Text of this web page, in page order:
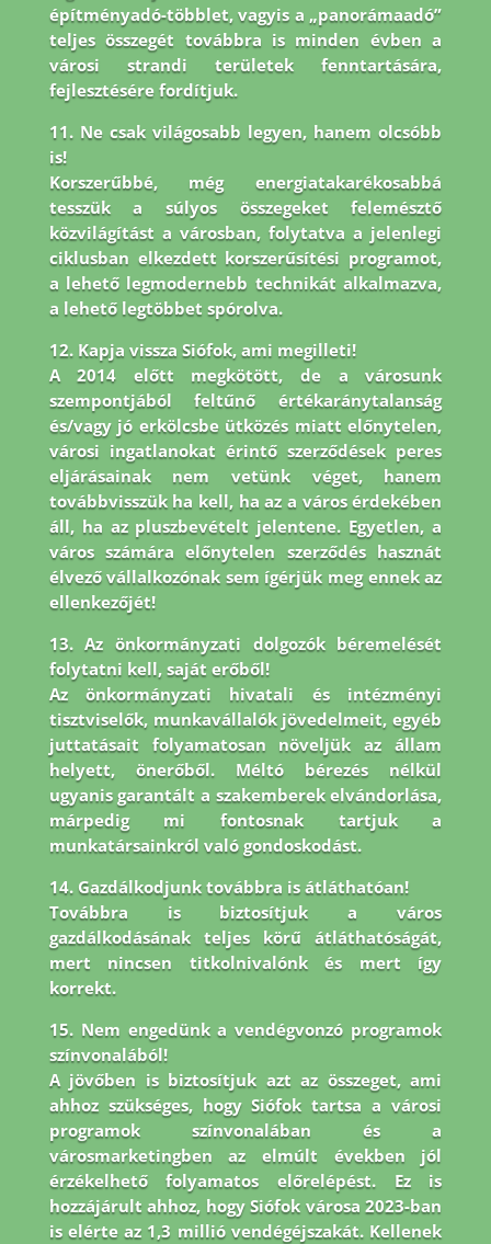
építményadó-többlet, vagyis a „panorámaadó”
teljes összegét továbbra is minden évben a
városi strandi területek fenntartására,
fejlesztésére fordítjuk.
11. Ne csak világosabb legyen, hanem olcsóbb
is!
Korszerűbbé, még energiatakarékosabbá
tesszük a súlyos összegeket felemésztő
közvilágítást a városban, folytatva a jelenlegi
ciklusban elkezdett korszerűsítési programot,
a lehető legmodernebb technikát alkalmazva,
a lehető legtöbbet spórolva.
12. Kapja vissza Siófok, ami megilleti!
A 2014 előtt megkötött, de a városunk
szempontjából feltűnő értékaránytalanság
és/vagy jó erkölcsbe ütközés miatt előnytelen,
városi ingatlanokat érintő szerződések peres
eljárásainak nem vetünk véget, hanem
továbbvisszük ha kell, ha az a város érdekében
áll, ha az pluszbevételt jelentene. Egyetlen, a
város számára előnytelen szerződés hasznát
élvező vállalkozónak sem ígérjük meg ennek az
ellenkezőjét!
13. Az önkormányzati dolgozók béremelését
folytatni kell, saját erőből!
Az önkormányzati hivatali és intézményi
tisztviselők, munkavállalók jövedelmeit, egyéb
juttatásait folyamatosan növeljük az állam
helyett, önerőből. Méltó bérezés nélkül
ugyanis garantált a szakemberek elvándorlása,
márpedig mi fontosnak tartjuk a
munkatársainkról való gondoskodást.
14. Gazdálkodjunk továbbra is átláthatóan!
Továbbra is biztosítjuk a város
gazdálkodásának teljes körű átláthatóságát,
mert nincsen titkolnivalónk és mert így
korrekt.
15. Nem engedünk a vendégvonzó programok
színvonalából!
A jövőben is biztosítjuk azt az összeget, ami
ahhoz szükséges, hogy Siófok tartsa a városi
programok színvonalában és a
városmarketingben az elmúlt években jól
érzékelhető folyamatos előrelépést. Ez is
hozzájárult ahhoz, hogy Siófok városa 2023-ban
is elérte az 1,3 millió vendégéjszakát. Kellenek